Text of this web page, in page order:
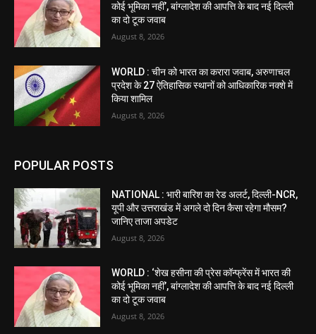
कोई भूमिका नहीं’, बांग्लादेश की आपत्ति के बाद नई दिल्ली
का दो टूक जवाब
August 8, 2026
WORLD : चीन को भारत का करारा जवाब, अरुणाचल
प्रदेश के 27 ऐतिहासिक स्थानों को आधिकारिक नक्शे में
किया शामिल
August 8, 2026
POPULAR POSTS
NATIONAL : भारी बारिश का रेड अलर्ट, दिल्ली-NCR,
यूपी और उत्तराखंड में अगले दो दिन कैसा रहेगा मौसम?
जानिए ताजा अपडेट
August 8, 2026
WORLD : ‘शेख हसीना की प्रेस कॉन्फ्रेंस में भारत की
कोई भूमिका नहीं’, बांग्लादेश की आपत्ति के बाद नई दिल्ली
का दो टूक जवाब
August 8, 2026